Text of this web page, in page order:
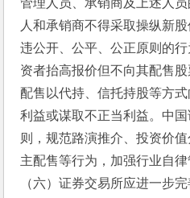
管理人员、承销商及上述人
人和承销商不得采取操纵新
违公开、公平、公正原则的
资者抬高报价但不向其配售
配售以代持、信托持股等方
利益或谋取不正当利益。中
则，规范路演推介、投资价
主配售等行为，加强行业自律
（六）证券交易所应进一步